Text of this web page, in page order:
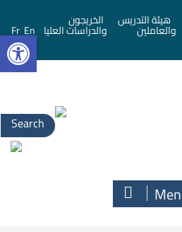
هيئة التدريس
والعاملين
الخريجون
والدراسات العليا En
Fr